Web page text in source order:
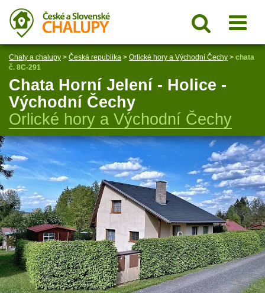
Chaty a chalupy > Česká republika > Orlické hory a Východní Čechy > chata
č. 8C-291
Chata Horní Jelení - Holice -
Východní Čechy
Orlické hory a Východní Čechy